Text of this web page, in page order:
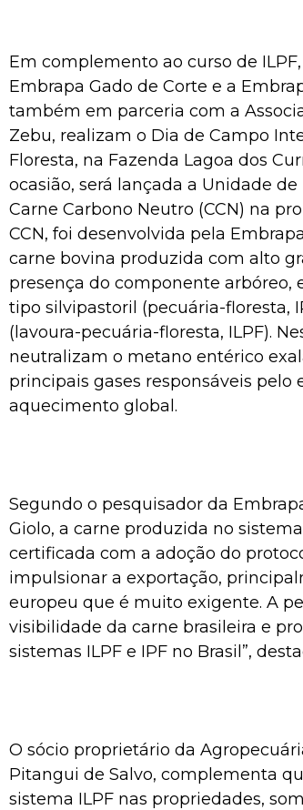
Em complemento ao curso de ILPF,
Embrapa Gado de Corte e a
também em parceria com a
Zebu, realizam o Dia de Campo
Floresta, na Fazenda Lagoa dos
ocasião, será lançada a Unidade
Carne Carbono Neutro (CCN) na
CCN, foi desenvolvida pela
carne bovina produzida com alto
presença do componente arbóreo,
tipo silvipastoril (pecuária-floresta,
(lavoura-pecuária-floresta, ILPF).
neutralizam o metano entérico
principais gases responsáveis pelo
aquecimento global.
Segundo o pesquisador da
Giolo, a carne produzida no
certificada com a adoção do
impulsionar a exportação,
europeu que é muito exigente. A
visibilidade da carne brasileira e
sistemas ILPF e IPF no Brasil”,
O sócio proprietário da
Pitangui de Salvo, complementa
sistema ILPF nas propriedades,